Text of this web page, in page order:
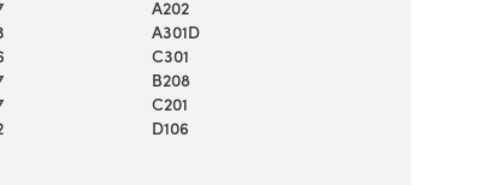
A202
A301D
C301
B208
C201
D106